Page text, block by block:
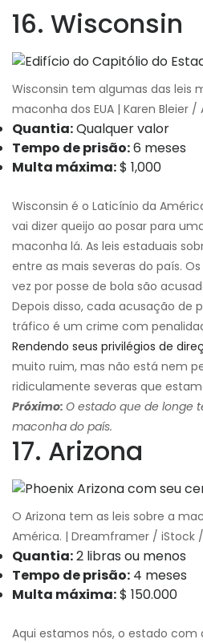
16. Wisconsin
Wisconsin tem algumas das leis
maconha dos EUA | Karen Bleier
Quantia:Qualquer valor
Tempo de prisão:6 meses
Multa máxima:$ 1,000
Wisconsin é o Laticínio da
vai dizer queijo ao posar para
maconha lá. As leis estaduais
entre as mais severas do país.
vez por posse de bola são
Depois disso, cada acusação de
tráfico é um crime com
Rendendo seus privilégios de
muito ruim, mas não está nem
ridiculamente severas que
Próximo: O estado que de longe
maconha do país.
17. Arizona
O Arizona tem as leis sobre a
América. | Dreamframer / iStock
Quantia:2 libras ou menos
Tempo de prisão: 4 meses
Multa máxima:$ 150.000
Aqui estamos nós, o estado com